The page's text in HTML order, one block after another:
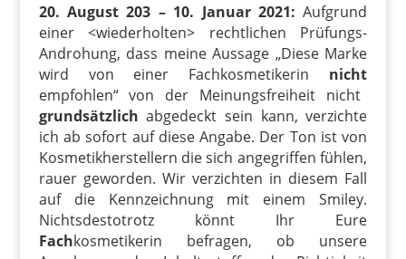
20. August 203 – 10. Januar 2021: Aufgrund
einer <wiederholten> rechtlichen Prüfungs-
Androhung, dass meine Aussage „Diese Marke
wird von einer Fachkosmetikerin nicht
empfohlen“ von der Meinungsfreiheit nicht
grundsätzlich abgedeckt sein kann, verzichte
ich ab sofort auf diese Angabe. Der Ton ist von
Kosmetikherstellern die sich angegriffen fühlen,
rauer geworden. Wir verzichten in diesem Fall
auf die Kennzeichnung mit einem Smiley.
Nichtsdestotrotz könnt Ihr Eure
Fachkosmetikerin befragen, ob unsere